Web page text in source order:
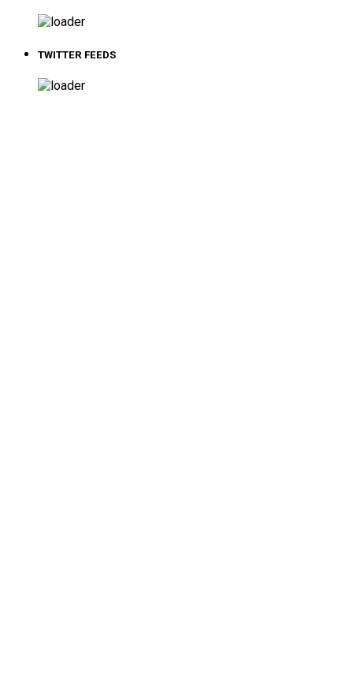
TWITTER FEEDS